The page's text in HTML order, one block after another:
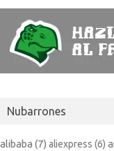
Nubarrones
alibaba (7) aliexpress (6)